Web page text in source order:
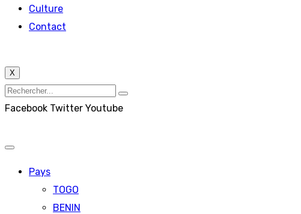
Culture
Contact
X
Facebook Twitter Youtube
Pays
TOGO
BENIN